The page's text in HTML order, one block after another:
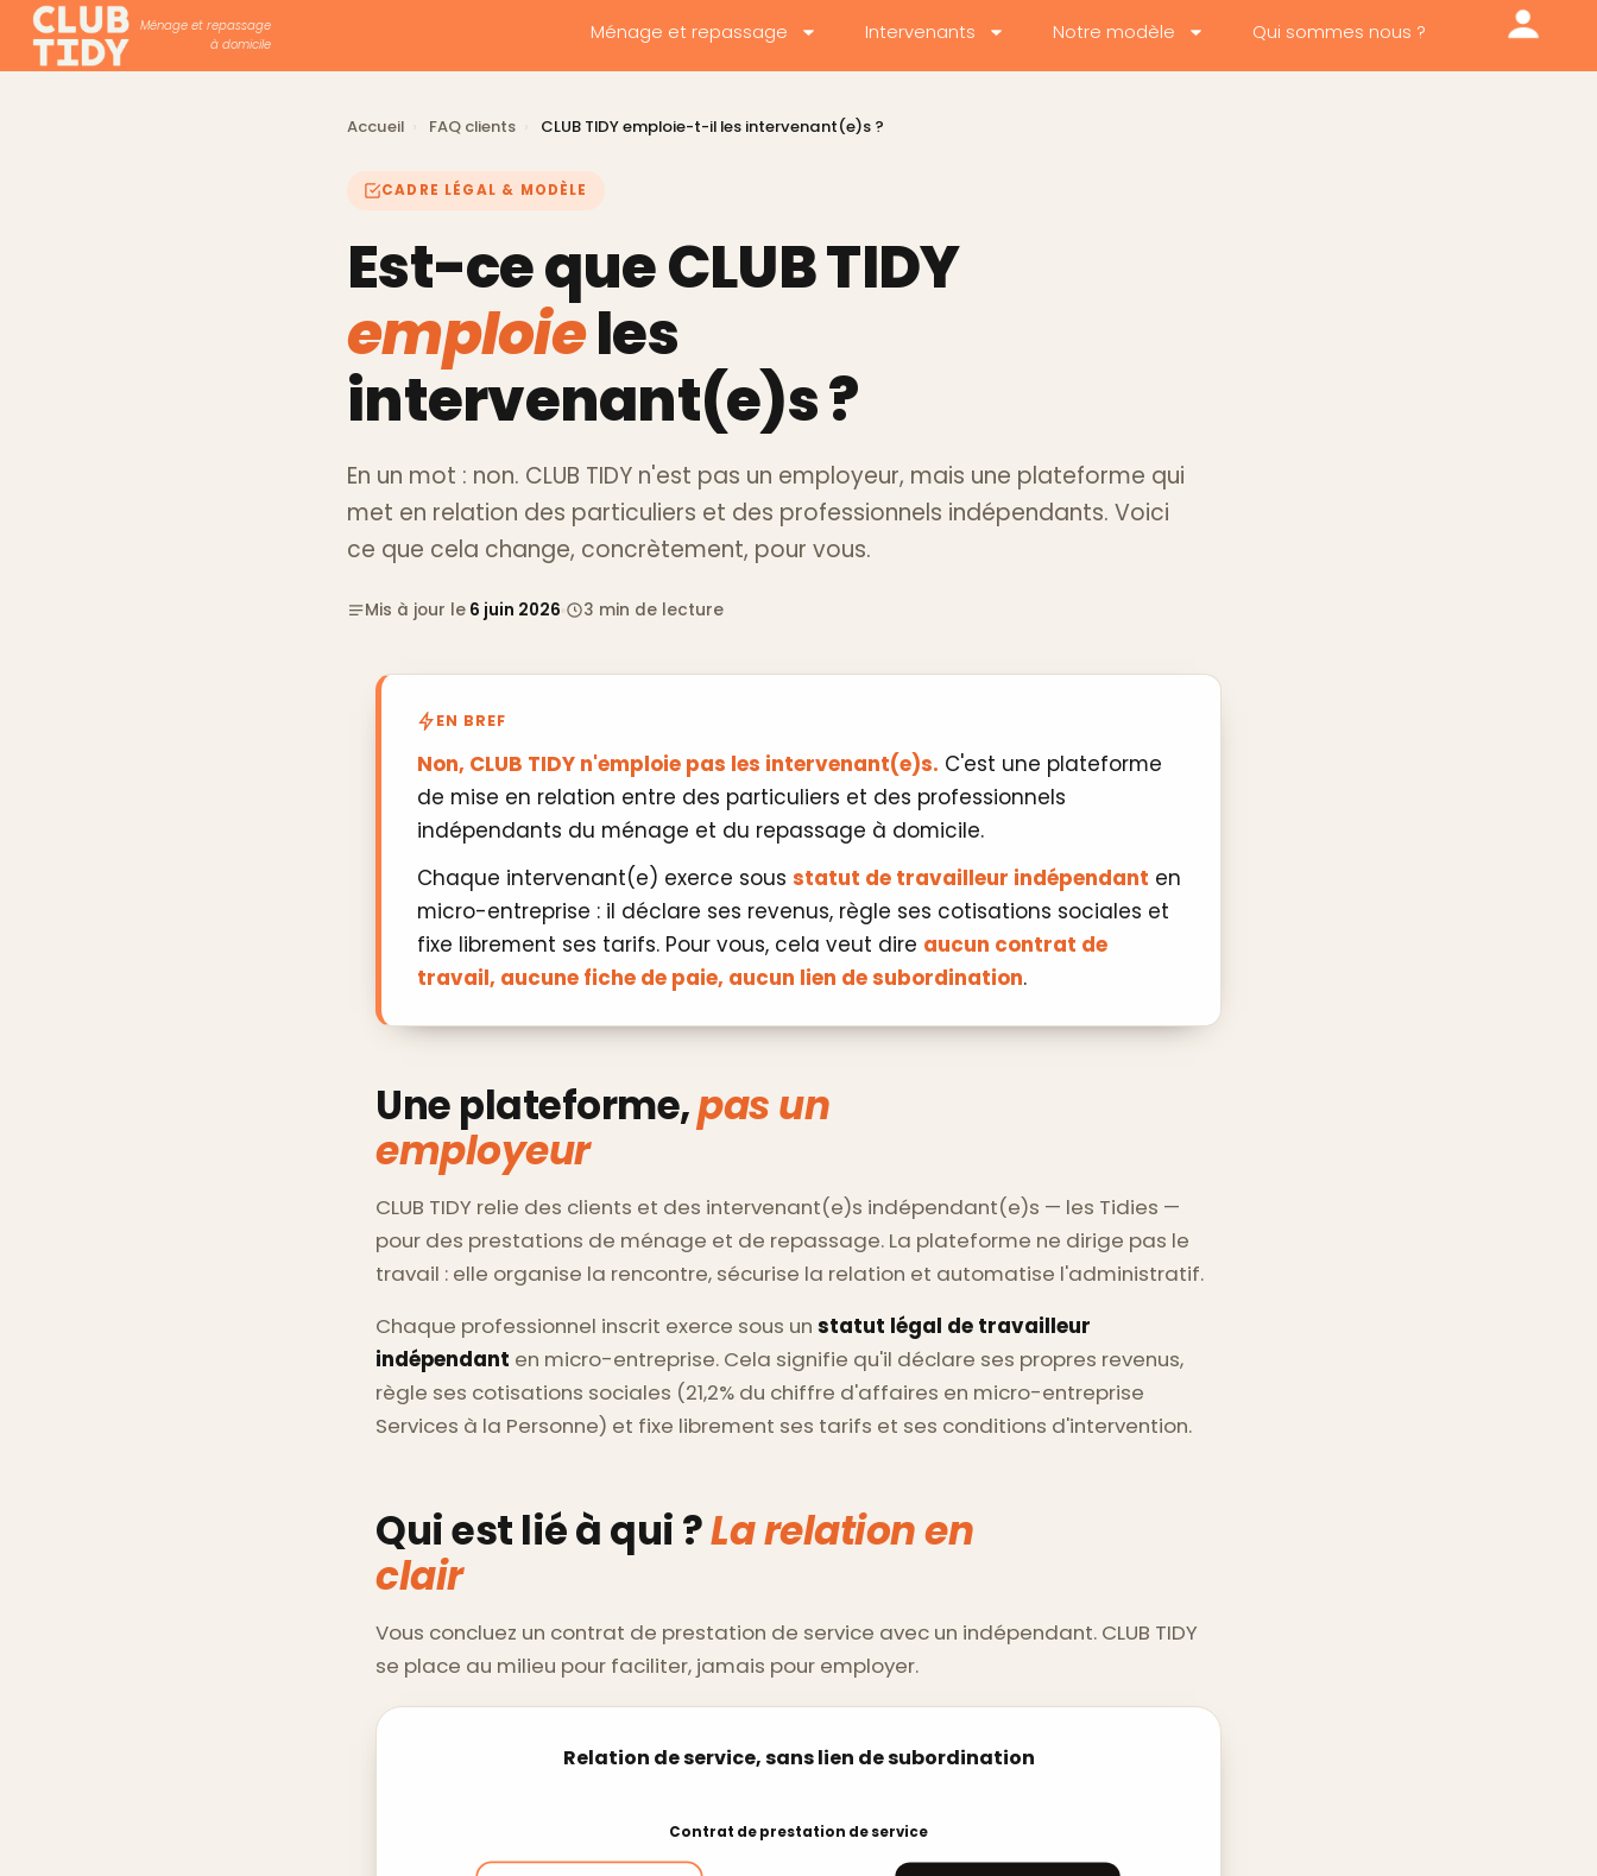
Ménage et repassage
à domicile
Ménage et repassage Intervenants Notre modèle Qui sommes nous ?
Accueil FAQ clients CLUB TIDY emploie-t-il les intervenant(e)s ?
CADRE LÉGAL & MODÈLE
Est-ce que CLUB TIDY
emploieles
intervenant(e)s ?
En un mot : non. CLUB TIDY n'est pas un employeur, mais une plateforme qui
met en relation des particuliers et des professionnels indépendants. Voici
ce que cela change, concrètement, pour vous.
Mis à jour le 6 juin 2026 3 min de lecture
EN BREF
Non, CLUB TIDY n'emploie pas les intervenant(e)s. C'est une plateforme
de mise en relation entre des particuliers et des professionnels
indépendants du ménage et du repassage à domicile.
Chaque intervenant(e) exerce sous statut de travailleur indépendant en
micro-entreprise : il déclare ses revenus, règle ses cotisations sociales et
fixe librement ses tarifs. Pour vous, cela veut dire aucun contrat de
travail, aucune fiche de paie, aucun lien de subordination.
Une plateforme,pas un
employeur
CLUB TIDY relie des clients et des intervenant(e)s indépendant(e)s — les Tidies —
pour des prestations de ménage et de repassage. La plateforme ne dirige pas le
travail : elle organise la rencontre, sécurise la relation et automatise l'administratif.
Chaque professionnel inscrit exerce sous un statut légal de travailleur
indépendant en micro-entreprise. Cela signifie qu'il déclare ses propres revenus,
règle ses cotisations sociales (21,2% du chiffre d'affaires en micro-entreprise
Services à la Personne) et fixe librement ses tarifs et ses conditions d'intervention.
Qui est lié à qui ?La relation en
clair
Vous concluez un contrat de prestation de service avec un indépendant. CLUB TIDY
se place au milieu pour faciliter, jamais pour employer.
Relation de service, sans lien de subordination
Contrat de prestation de service